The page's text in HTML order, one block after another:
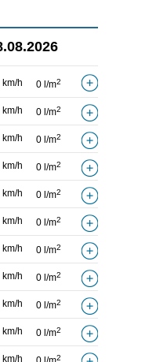
km/h 0 l/m2
km/h 0 l/m2
km/h 0 l/m2
km/h 0 l/m2
km/h 0 l/m2
km/h 0 l/m2
km/h 0 l/m2
km/h 0 l/m2
km/h 0 l/m2
km/h 0 l/m2
km/h 2